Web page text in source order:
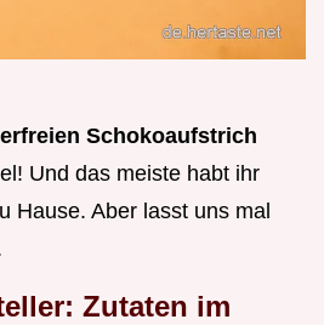
Schokoaufstrich
Und das meiste habt ihr
Hause. Aber lasst uns mal
Zutaten im